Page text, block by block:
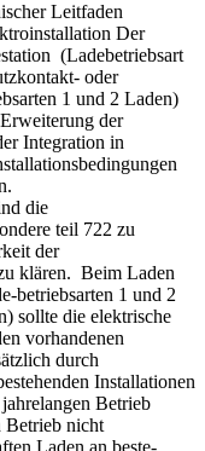
Leitfaden
Der
(Ladebetriebsart
oder
1 und 2 Laden)
der
Integration in
die
teil 722 zu
der
klären. Beim Laden
betriebsarten 1 und 2
sollte die elektrische
vorhandenen
durch
Installationen
Betrieb
Betrieb nicht